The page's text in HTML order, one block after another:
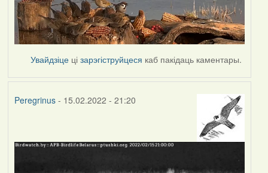
Увайдзіце цізарэгіструйцеся каб пакідаць каментары.
Peregrinus- 15.02.2022 - 21:20